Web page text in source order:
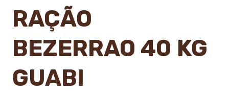
RAÇÃO
BEZERRAO 40 KG
GUABI